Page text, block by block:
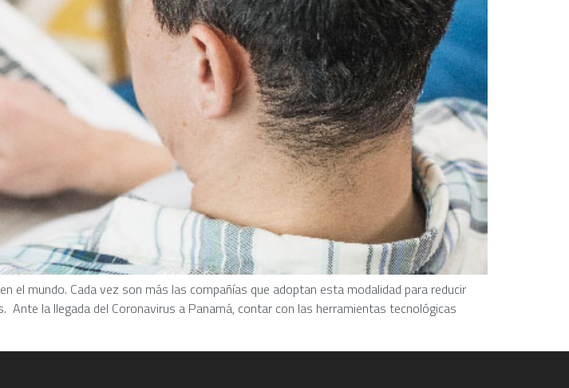
el mundo. Cada vez son más las compañías que adoptan esta modalidad para reducir
la llegada del Coronavirus a Panamá, contar con las herramientas tecnológicas